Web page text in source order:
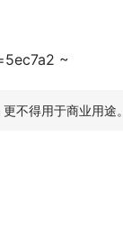
~
不得用于商业用途。